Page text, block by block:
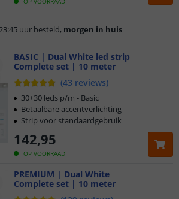
Klantbeoordeling 9.1
BASIC | Dual White led strip
Complete set | 10 meter
(43 reviews)
OP VOORRAAD
142,95
30+30 leds p/m - Basic
Betaalbare accentverlichting
Strip voor standaardgebruik
PREMIUM | Dual White
Complete set | 10 meter